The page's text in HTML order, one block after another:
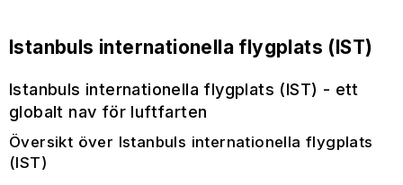
Istanbuls internationella flygplats (IST)
Istanbuls internationella flygplats (IST) - ett
globalt nav för luftfarten
Översikt över Istanbuls internationella flygplats
(IST)